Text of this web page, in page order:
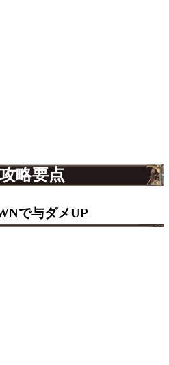
略要点
で与ダメUP